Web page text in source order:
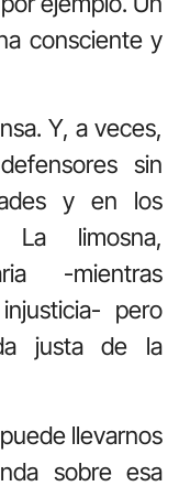
consciente y
Y, a veces,
sin
y en los
limosna,
-mientras
pero
justa de la
llevarnos
sobre esa